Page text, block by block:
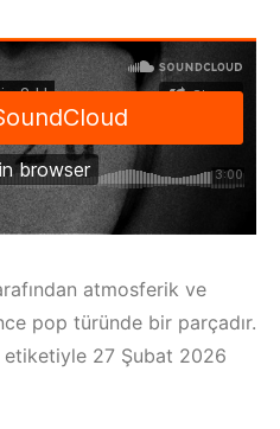
atmosferik ve
pop türünde bir parçadır.
etiketiyle 27 Şubat 2026